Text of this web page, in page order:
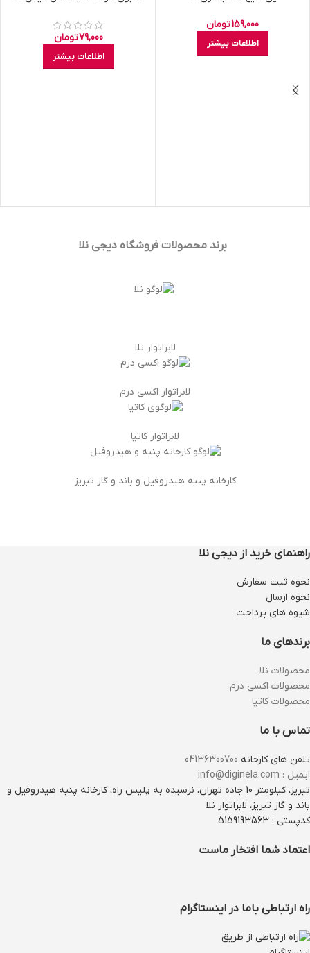
159,000تومان
اطلاعات بیشتر 79,000تومان
اطلاعات بیشتر
برند محصولات فروشگاهدیجی نلا
لابراتوار نلا
لابراتوار اکسی درم
لابراتوار کاتیا
کارخانه پنبه هیدروفیل و باند و گاز تبریز
راهنمای خرید از دیجی نلا
نحوه ثبت سفارش
نحوه ارسال
شیوه های پرداخت
برندهای ما
محصولات نلا
محصولات اکسی درم
محصولات کاتیا
تماس با ما
تلفن های کارخانه
ایمیل : info@diginela.com
تبریز، کیلومتر 10 جاده تهران، نرسیده به پلیس راه، کارخانه پنبه هیدروفیل و
باند و گاز تبریز، لابراتوار نلا
کدپستی : 5159193563
اعتماد شما افتخار ماست
راه ارتباطی باما در اینستاگرام